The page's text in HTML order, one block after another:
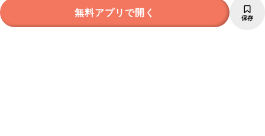
無料アプリで開く 保存